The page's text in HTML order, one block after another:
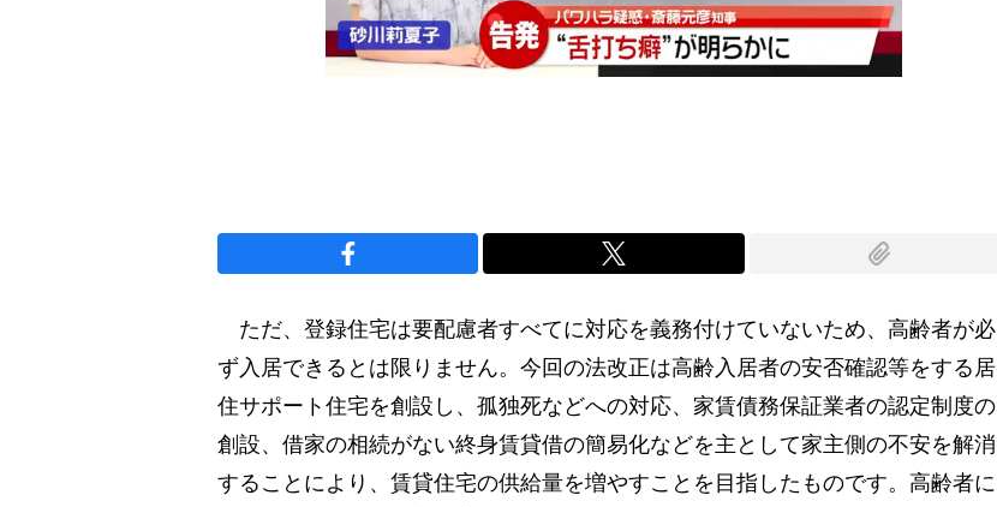
ただ、登録住宅は要配慮者すべてに対応を義務付けていないため、高齢者が必
ず入居できるとは限りません。今回の法改正は高齢入居者の安否確認等をする居
住サポート住宅を創設し、孤独死などへの対応、家賃債務保証業者の認定制度の
創設、借家の相続がない終身賃貸借の簡易化などを主として家主側の不安を解消
することにより、賃貸住宅の供給量を増やすことを目指したものです。高齢者に